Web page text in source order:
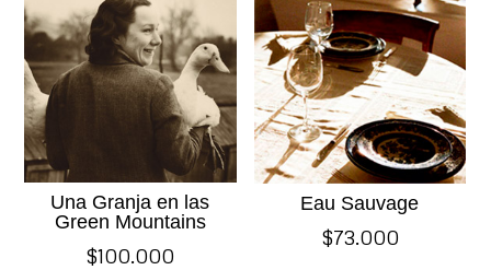
Una Granja en las
Green Mountains
$100.000
Eau Sauvage
$73.000